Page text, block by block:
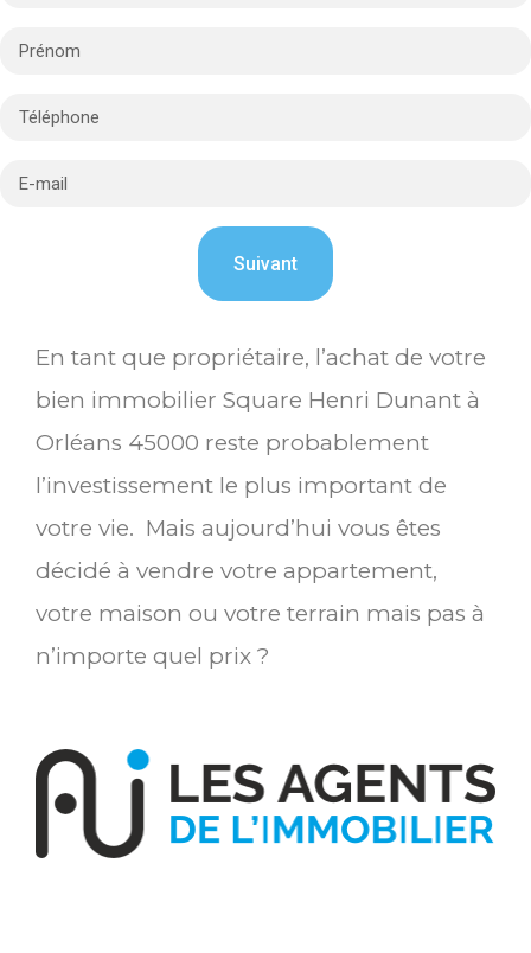
En tant que propriétaire, l’achat de votre
bien immobilier Square Henri Dunant à
Orléans 45000 reste probablement
l’investissement le plus important de
votre vie. Mais aujourd’hui vous êtes
décidé à vendre votre appartement,
votre maison ou votre terrain mais pas à
n’importe quel prix ?